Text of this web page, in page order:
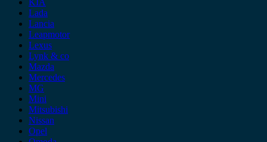
Lada
Lancia
Leapmotor
Lexus
Lynk & co
Mazda
Mercedes
MG
Mini
Mitsubishi
Nissan
Opel